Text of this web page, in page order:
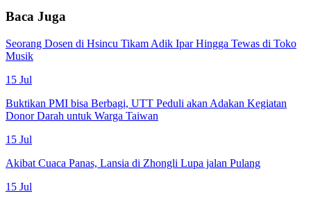
Baca Juga
Seorang Dosen di Hsincu Tikam Adik Ipar Hingga Tewas di Toko
Musik
15 Jul
Buktikan PMI bisa Berbagi, UTT Peduli akan Adakan Kegiatan
Donor Darah untuk Warga Taiwan
15 Jul
Akibat Cuaca Panas, Lansia di Zhongli Lupa jalan Pulang
15 Jul